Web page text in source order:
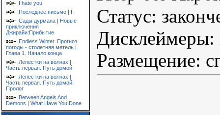
I hate you
Последнее письмо | I
Сады дурмана | Новые
приключения
Джирайи:Прибытие
Endless Winter. Прогноз
погоды - столетняя метель |
Глава 1. Начало конца
Лепестки на волнах |
Часть первая. Путь домой
Лепестки на волнах |
Часть первая. Путь домой.
Пролог
Between Angels And
Demons | What Have You Done
Статус:
Дисклеймеры:
Размещение: